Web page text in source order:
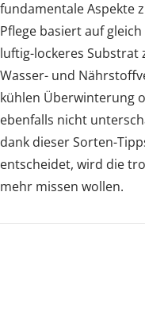
fundamentale Aspekte
Pflege basiert auf
luftig-lockeres Substrat
Wasser- und
kühlen Überwinterung
ebenfalls nicht
dank dieser Sorten-
entscheidet, wird die
mehr missen wollen.